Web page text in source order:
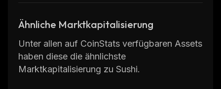
Ähnliche Marktkapitalisierung
Unter allen auf CoinStats verfügbaren Assets
haben diese die ähnlichste
Marktkapitalisierung zu Sushi.